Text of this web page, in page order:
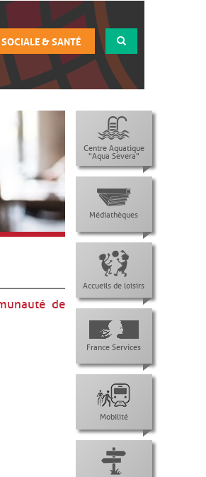
& SANTÉ
de
Centre Aquatique
"Aqua Severa"
Médiathèques
Accueils de loisirs
France Services
Mobilité